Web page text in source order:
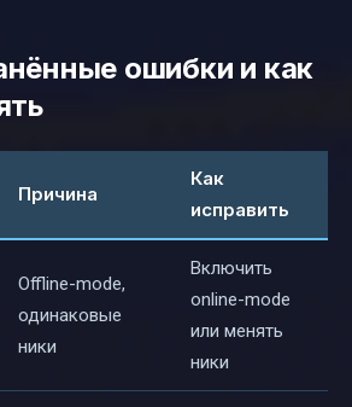
ошибки и как
Причина
Как
исправить
Offline-mode,
одинаковые
ники
Включить
online-mode
или менять
ники